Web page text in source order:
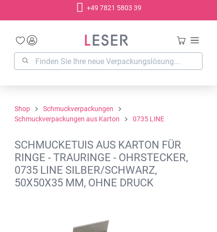
+49 7821 5803 39
Shop
Schmuckverpackungen
Schmuckverpackungen aus Karton
0735 LINE
SCHMUCKETUIS AUS KARTON FÜR
RINGE - TRAURINGE - OHRSTECKER,
0735 LINE SILBER/SCHWARZ,
50X50X35 MM, OHNE DRUCK